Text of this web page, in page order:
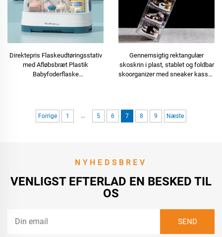
Direktepris Flaskeudtøringsstativ
med Afløbsbræt Plastik
Babyfoderflaske
Gennemsigtig rektangulær
skoskrin i plast, stablet og foldbar
skoorganizer med sneaker kasser,
Forrige 1 ... 5 6 7 8 9 Næste
NYHEDSBREV
VENLIGST EFTERLAD EN BESKED TIL
OS